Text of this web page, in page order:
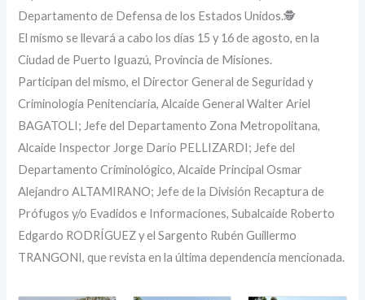
Departamento de Defensa de los Estados Unidos.🕵️
El mismo se llevará a cabo los días 15 y 16 de agosto, en la
Ciudad de Puerto Iguazú, Provincia de Misiones.
Participan del mismo, el Director General de Seguridad y
Criminología Penitenciaria, Alcaide General Walter Ariel
BAGATOLI; Jefe del Departamento Zona Metropolitana,
Alcaide Inspector Jorge Darío PELLIZARDI; Jefe del
Departamento Criminológico, Alcaide Principal Osmar
Alejandro ALTAMIRANO; Jefe de la División Recaptura de
Prófugos y/o Evadidos e Informaciones, Subalcaide Roberto
Edgardo RODRÍGUEZ y el Sargento Rubén Guillermo
TRANGONI, que revista en la última dependencia mencionada.